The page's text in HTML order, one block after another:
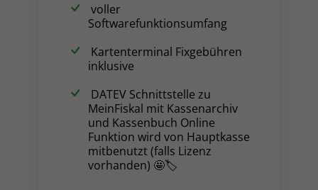
voller
Softwarefunktionsumfang
Kartenterminal Fixgebühren
inklusive
DATEV Schnittstelle zu
MeinFiskal mit Kassenarchiv
und Kassenbuch Online
Funktion wird von Hauptkasse
mitbenutzt (falls Lizenz
vorhanden) 🤩🏷️